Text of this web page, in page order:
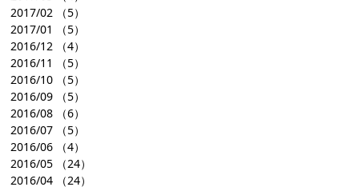
2017/02 （5）
2017/01
（5）
2016/12 （4）
2016/11
（5）
2016/10 （5）
2016/09 （5）
2016/08 （6）
2016/07 （5）
2016/06 （4）
2016/05 （24）
2016/04 （24）